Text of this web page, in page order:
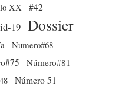
XX #42
19 Dossier
Numero#68
Número#81
Número 51